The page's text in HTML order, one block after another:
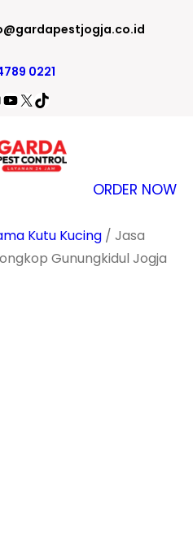
0221
YouTube
X TikTok
ORDER NOW
Kutu Kucing / Jasa
Gunungkidul Jogja